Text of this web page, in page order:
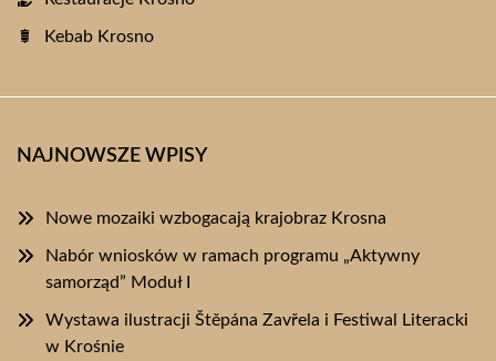
Kebab Krosno
NAJNOWSZE WPISY
Nowe mozaiki wzbogacają krajobraz Krosna
Nabór wniosków w ramach programu „Aktywny
samorząd” Moduł I
Wystawa ilustracji Štěpána Zavřela i Festiwal Literacki
w Krośnie